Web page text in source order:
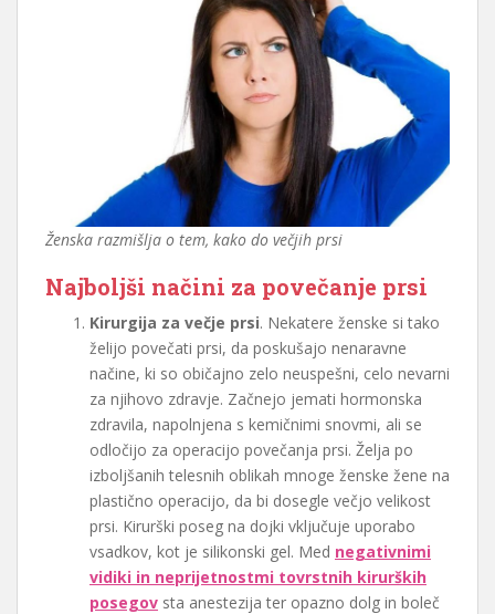
Ženska razmišlja o tem, kako do večjih prsi
Najboljši načini za povečanje prsi
Kirurgija za večje prsi. Nekatere ženske si tako
želijo povečati prsi, da poskušajo nenaravne
načine, ki so običajno zelo neuspešni, celo nevarni
za njihovo zdravje. Začnejo jemati hormonska
zdravila, napolnjena s kemičnimi snovmi, ali se
odločijo za operacijo povečanja prsi. Želja po
izboljšanih telesnih oblikah mnoge ženske žene na
plastično operacijo, da bi dosegle večjo velikost
prsi. Kirurški poseg na dojki vključuje uporabo
vsadkov, kot je silikonski gel. Med negativnimi
vidiki in neprijetnostmi tovrstnih kirurških
posegov sta anestezija ter opazno dolg in boleč